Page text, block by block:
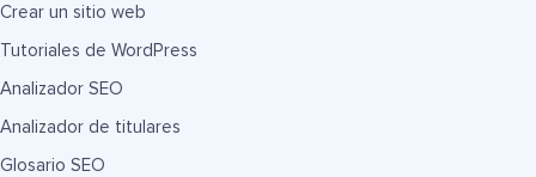
Crear un sitio web
Tutoriales de WordPress
Analizador SEO
Analizador de titulares
Glosario SEO